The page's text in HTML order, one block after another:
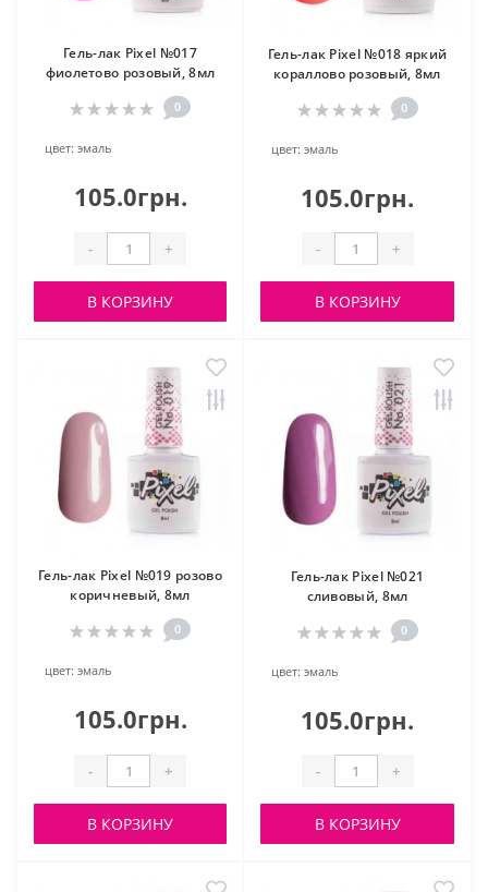
Гель-лак Pixel №017
фиолетово розовый, 8мл
0
цвет: эмаль
105.0грн.
- +
В КОРЗИНУ
Гель-лак Pixel №018 яркий
кораллово розовый, 8мл
0
цвет: эмаль
105.0грн.
- +
В КОРЗИНУ
Гель-лак Pixel №019 розово
коричневый, 8мл
0
цвет: эмаль
105.0грн.
- +
В КОРЗИНУ
Гель-лак Pixel №021
сливовый, 8мл
0
цвет: эмаль
105.0грн.
- +
В КОРЗИНУ